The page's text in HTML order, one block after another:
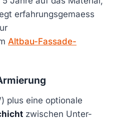
erfahrungsgemaess
Altbau-Fassade-
plus eine optionale
zwischen Unter-